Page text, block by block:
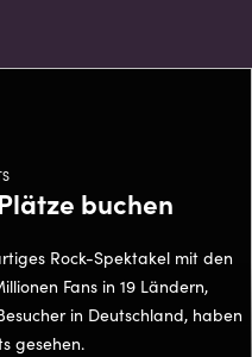
buchen
Rock-Spektakel mit den
Fans in 19 Ländern,
in Deutschland, haben
gesehen.